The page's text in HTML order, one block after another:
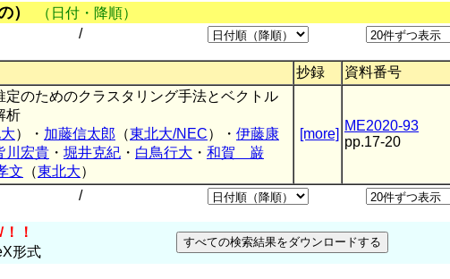
）
（日付・降順）
/
抄録 資料番号
定のためのクラスタリング手法とベクトル
析
）・ 加藤信太郎 （東北大/NEC）・ 伊藤康
川宏貴 ・ 堀井克紀 ・ 白鳥行大 ・ 和賀 巌
文 （東北大）
[more]
ME2020-93
pp.17-20
/
！
形式